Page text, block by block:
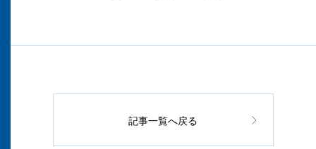
記事一覧へ戻る